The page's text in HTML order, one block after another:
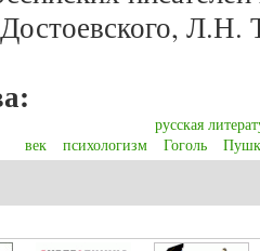
Л.Н.
русская
век
психологизм Гоголь